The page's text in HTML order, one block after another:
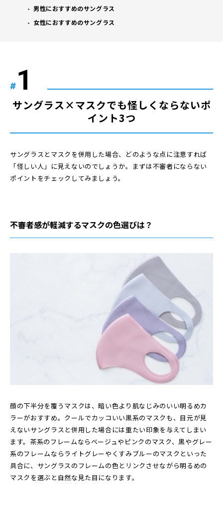
男性におすすめのサングラス
女性におすすめのサングラス
#
サングラス×マスクでも怪しくならないポ
イント3つ
サングラスとマスクを併用した場合、どのような点に注意すれば
「怪しい人」に見えないのでしょうか。まずは不審者にならない
ポイントをチェックしてみましょう。
不審者感が軽減するマスクの色選びは？
顔の下半分を覆うマスクは、暗い色より肌なじみのいい明るめカ
ラーがおすすめ。クールでカッコいい黒系のマスクも、目元が見
えないサングラスと併用した場合には重たい印象を与えてしまい
ます。茶系のフレームならベージュやピンクのマスク、黒やグレー
系のフレームならライトグレーやくすみブルーのマスクといった
具合に、サングラスのフレームの色とリンクさせながら明るめの
マスクを選ぶと自然な見た目になります。